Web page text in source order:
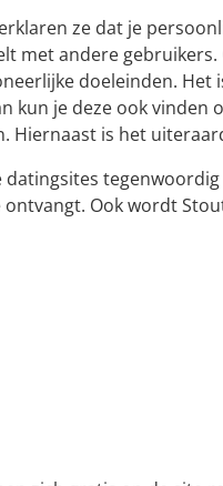
ze dat je
met andere
doeleinden.
kun je deze ook vinden
Hiernaast is het
datingsites
ontvangt. Ook wordt